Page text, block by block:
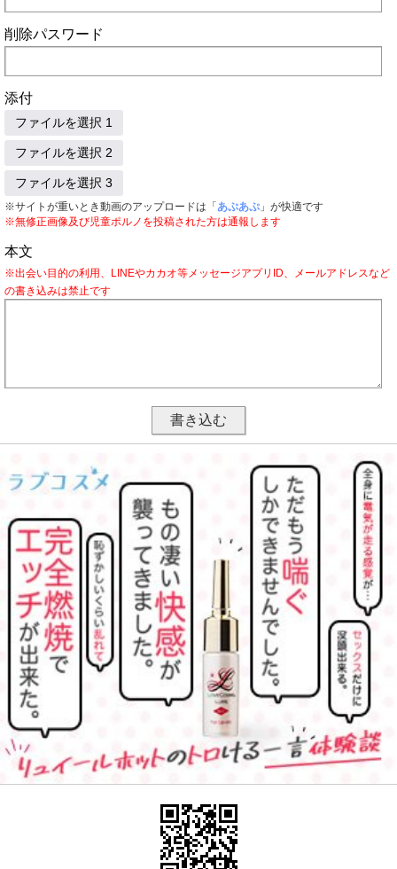
削除パスワード
添付
ファイルを選択 1
ファイルを選択 2
ファイルを選択 3
※サイトが重いとき動画のアップロードは「 あぷあぷ 」が快適です
※無修正画像及び児童ポルノを投稿された方は通報します
本文
※出会い目的の利用、LINEやカカオ等メッセージアプリID、メールアドレスなど
の書き込みは禁止です